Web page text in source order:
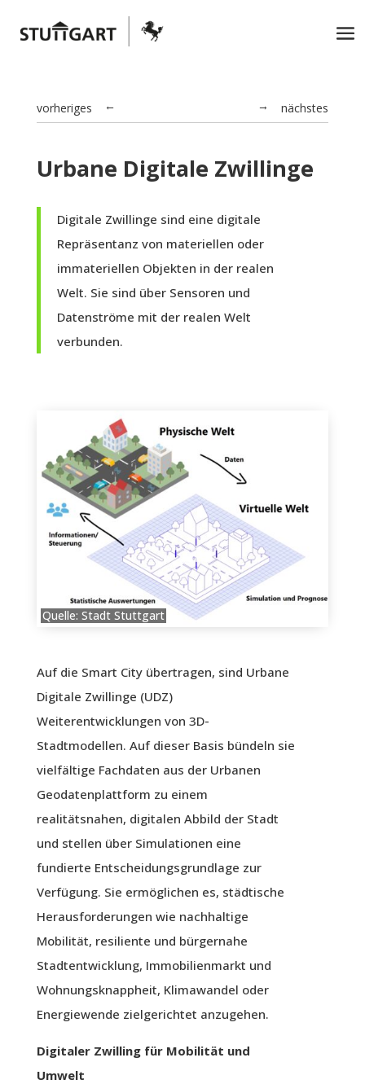
← nächstes
vorheriges →
Urbane Digitale Zwillinge
Digitale Zwillinge sind eine digitale
Repräsentanz von materiellen oder
immateriellen Objekten in der realen
Welt. Sie sind über Sensoren und
Datenströme mit der realen Welt
verbunden.
Quelle: Stadt Stuttgart
Auf die Smart City übertragen, sind Urbane
Digitale Zwillinge (UDZ)
Weiterentwicklungen von 3D-
Stadtmodellen. Auf dieser Basis bündeln sie
vielfältige Fachdaten aus der Urbanen
Geodatenplattform zu einem
realitätsnahen, digitalen Abbild der Stadt
und stellen über Simulationen eine
fundierte Entscheidungsgrundlage zur
Verfügung. Sie ermöglichen es, städtische
Herausforderungen wie nachhaltige
Mobilität, resiliente und bürgernahe
Stadtentwicklung, Immobilienmarkt und
Wohnungsknappheit, Klimawandel oder
Energiewende zielgerichtet anzugehen.
Digitaler Zwilling für Mobilität und
Umwelt